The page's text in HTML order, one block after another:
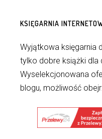
KSIĘGARNIA
Wyjątkowa księgarnia
tylko dobre książki dla
Wyselekcjonowana
blogu, możliwość